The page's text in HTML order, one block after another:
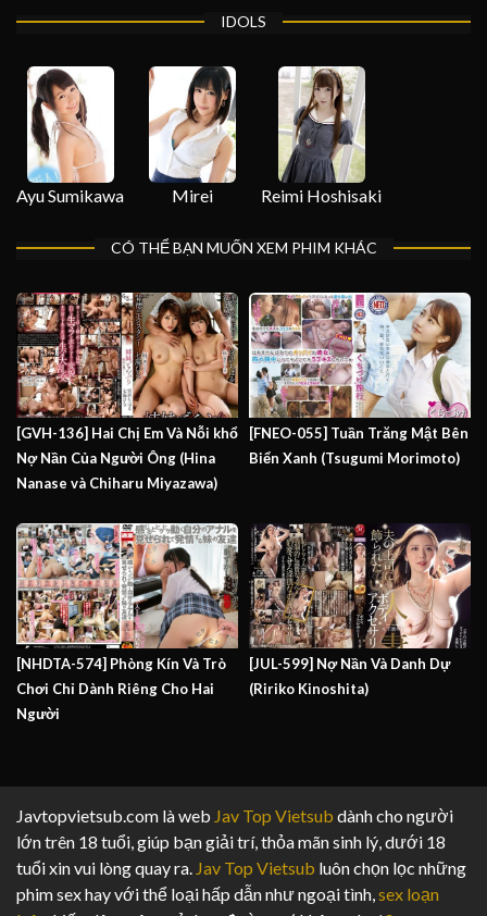
IDOLS
Ayu Sumikawa Mirei Reimi Hoshisaki
CÓ THỂ BẠN MUỐN XEM PHIM KHÁC
[GVH-136] Hai Chị Em Và Nỗi khổ
Nợ Nần Của Người Ông (Hina
Nanase và Chiharu Miyazawa)
[FNEO-055] Tuần Trăng Mật Bên
Biển Xanh (Tsugumi Morimoto)
[NHDTA-574] Phòng Kín Và Trò
Chơi Chỉ Dành Riêng Cho Hai
Người
[JUL-599] Nợ Nần Và Danh Dự
(Ririko Kinoshita)
Javtopvietsub.com là web Jav Top Vietsub dành cho người
lớn trên 18 tuổi, giúp bạn giải trí, thỏa mãn sinh lý, dưới 18
tuổi xin vui lòng quay ra. Jav Top Vietsub luôn chọn lọc những
phim sex hay với thể loại hấp dẫn như ngoại tình, sex loạn